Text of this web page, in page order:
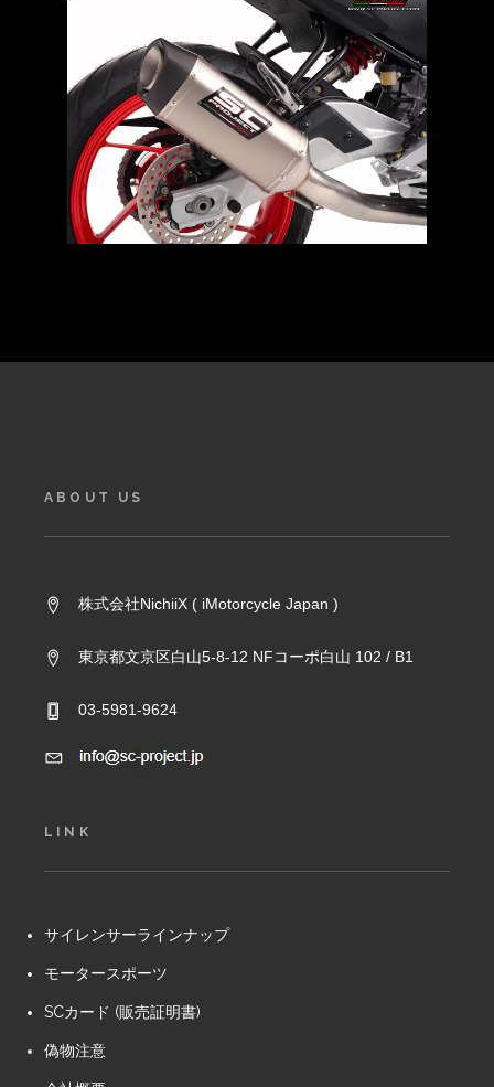
ABOUT US
株式会社NichiiX ( iMotorcycle Japan )
東京都文京区白山5-8-12 NFコーポ白山 102 / B1
03-5981-9624
LINK
サイレンサーラインナップ
モータースポーツ
SCカード (販売証明書)
偽物注意